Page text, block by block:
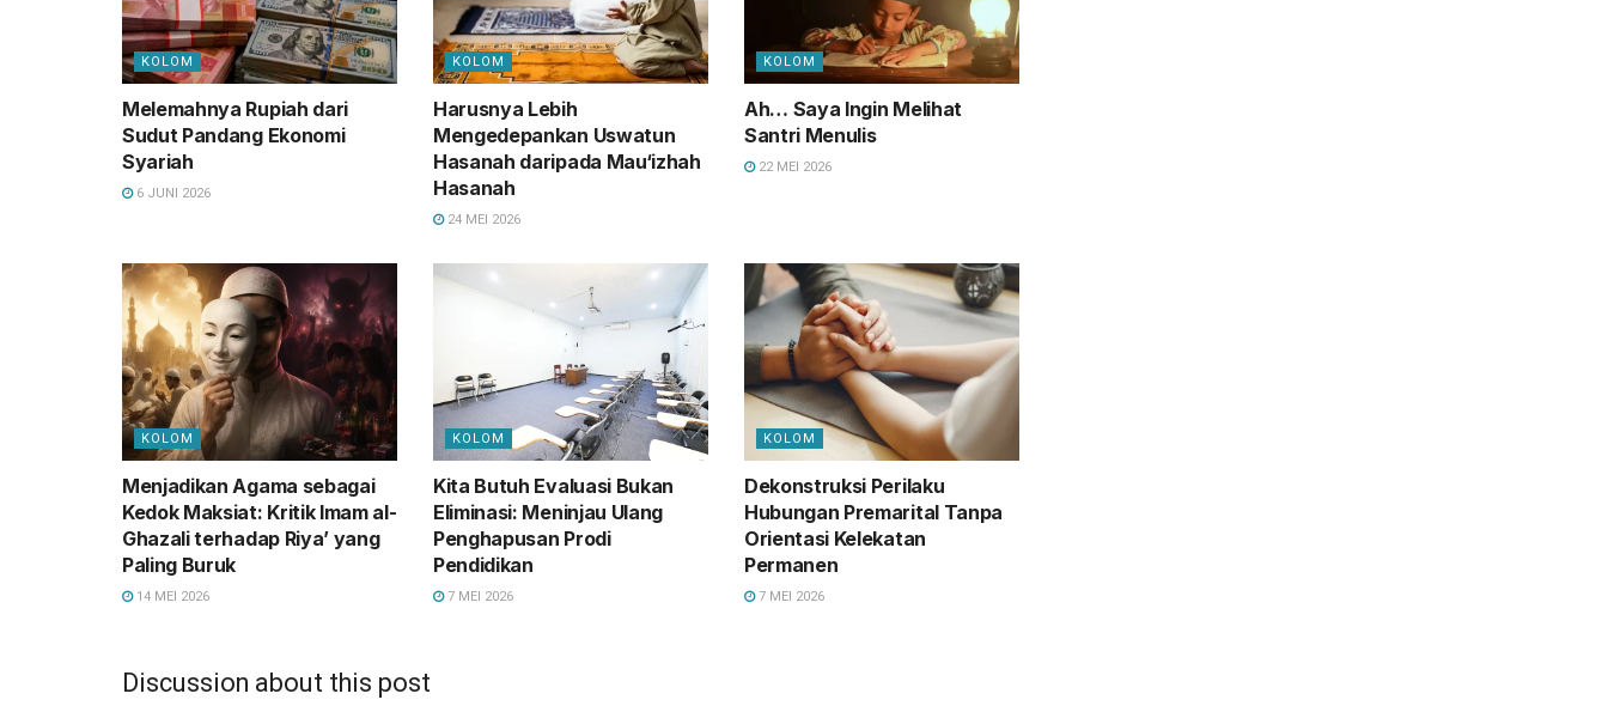
KOLOM
Melemahnya Rupiah dari
Sudut Pandang Ekonomi
Syariah
6 JUNI 2026
KOLOM
Harusnya Lebih
Mengedepankan Uswatun
Hasanah daripada Mau‘izhah
Hasanah
24 MEI 2026
KOLOM
Ah… Saya Ingin Melihat
Santri Menulis
22 MEI 2026
KOLOM
Menjadikan Agama sebagai
Kedok Maksiat: Kritik Imam al-
Ghazali terhadap Riya’ yang
Paling Buruk
14 MEI 2026
KOLOM
Kita Butuh Evaluasi Bukan
Eliminasi: Meninjau Ulang
Penghapusan Prodi
Pendidikan
7 MEI 2026
KOLOM
Dekonstruksi Perilaku
Hubungan Premarital Tanpa
Orientasi Kelekatan
Permanen
7 MEI 2026
Discussion about this post